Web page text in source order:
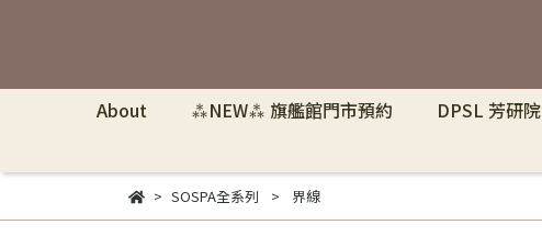
About ⁂NEW⁂ 旗艦館門市預約 DPSL 芳研院
SOSPA全系列 界線